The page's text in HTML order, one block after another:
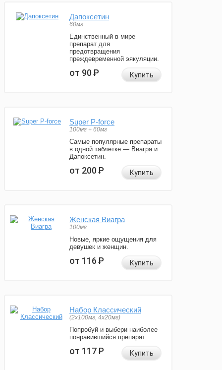
Дапоксетин
60мг
Единственный в мире
препарат для
предотвращения
преждевременной эякуляции.
от 90Р Купить
Super P-force
100мг + 60мг
Самые популярные препараты
в одной таблетке — Виагра и
Дапоксетин.
от 200Р Купить
Женская Виагра
100мг
Новые, яркие ощущения для
девушек и женщин.
от 116Р Купить
Набор Классический
(2x100мг, 4x20мг)
Попробуй и выбери наиболее
понравившийся препарат.
от 117Р Купить